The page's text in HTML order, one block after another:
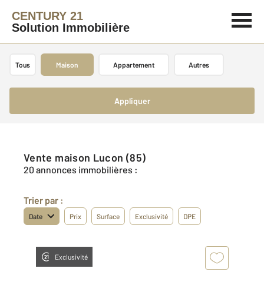
CENTURY 21
Solution Immobilière
Tous Maison Appartement Autres
Appliquer
Vente maison Lucon (85)
20 annonces immobilières :
Trier par :
Date Prix Surface Exclusivité DPE
Exclusivité